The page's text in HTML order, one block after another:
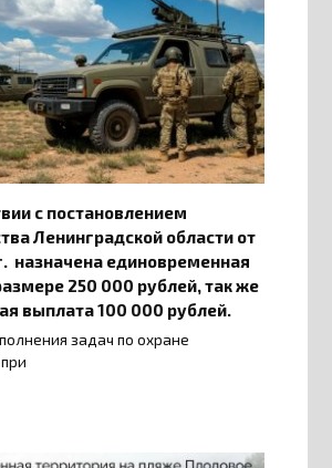
с постановлением
Ленинградской области от
назначена единовременная
250 000 рублей, так же
выплата 100 000 рублей.
задач по охране